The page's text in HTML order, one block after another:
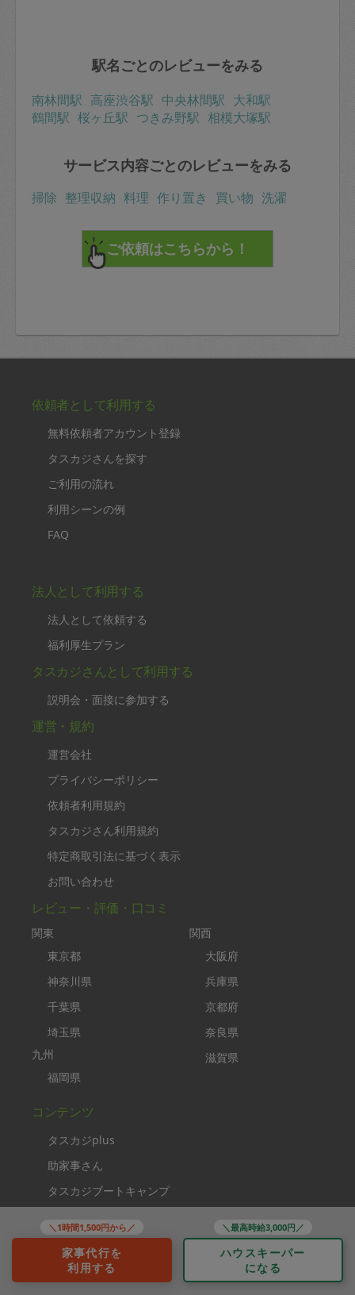
＼1時間1,500円から／
家事代行を
利用する
＼最高時給3,000円／
ハウスキーパー
になる
駅名ごとのレビューをみる
南林間駅 高座渋谷駅 中央林間駅 大和駅
鶴間駅 桜ヶ丘駅 つきみ野駅 相模大塚駅
サービス内容ごとのレビューをみる
掃除 整理収納 料理 作り置き 買い物 洗濯
依頼者として利用する
無料依頼者アカウント登録
タスカジさんを探す
ご利用の流れ
利用シーンの例
FAQ
法人として利用する
法人として依頼する
福利厚生プラン
タスカジさんとして利用する
説明会・面接に参加する
運営・規約
運営会社
プライバシーポリシー
依頼者利用規約
タスカジさん利用規約
特定商取引法に基づく表示
お問い合わせ
レビュー・評価・口コミ
関東
東京都
神奈川県
千葉県
埼玉県
九州
福岡県
関西
大阪府
兵庫県
京都府
奈良県
滋賀県
コンテンツ
タスカジplus
助家事さん
タスカジブートキャンプ
ソーシャルメディア